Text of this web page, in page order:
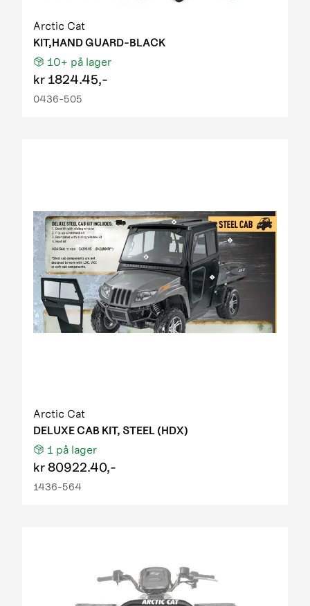
Arctic Cat
KIT,HAND GUARD-BLACK
10+ på lager
kr 1824.45,-
0436-505
Arctic Cat
DELUXE CAB KIT, STEEL (HDX)
1 på lager
kr80922.40,-
1436-564